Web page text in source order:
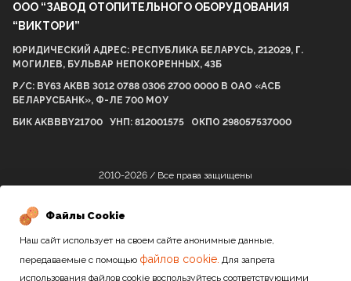
ООО “ЗАВОД ОТОПИТЕЛЬНОГО ОБОРУДОВАНИЯ
“ВИКТОРИ”
ЮРИДИЧЕСКИЙ АДРЕС: РЕСПУБЛИКА БЕЛАРУСЬ, 212029, Г.
МОГИЛЕВ, БУЛЬВАР НЕПОКОРЕННЫХ, 43Б
Р/С: BY63 AKBB 3012 0788 0306 2700 0000 В ОАО «АСБ
БЕЛАРУСБАНК», Ф-ЛЕ 700 МОУ
БИК AKBBBY21700 УНП: 812001575 ОКПО 298057537000
2010-2026 / Все права защищены
Сайт разработан студией
Файлы Cookie
Наш сайт использует на своем сайте анонимные данные,
передаваемые с помощью файлов cookie. Для запрета
использования файлов cookie воспользуйтесь соответствующими